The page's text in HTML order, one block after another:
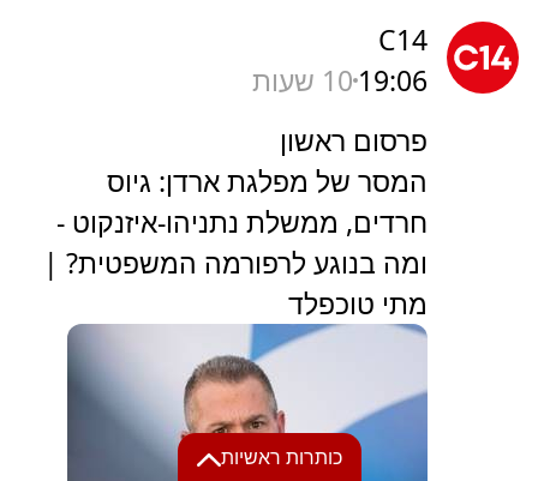
כותרות ראשיות
C14
19:06 10 שעות
פרסום ראשון
המסר של מפלגת ארדן: גיוס
חרדים, ממשלת נתניהו-איזנקוט -
ומה בנוגע לרפורמה המשפטית? |
מתי טוכפלד